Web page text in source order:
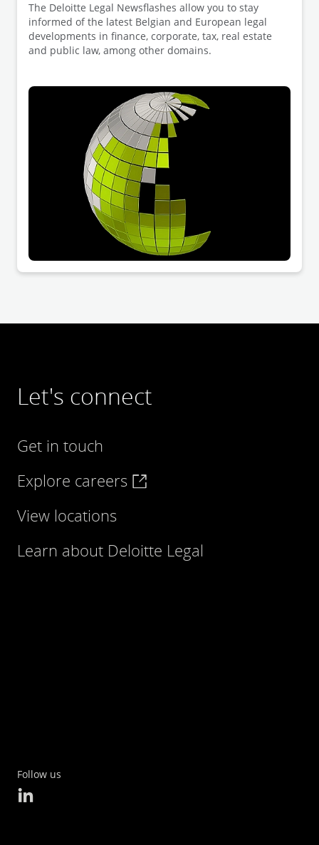
The Deloitte Legal Newsflashes allow you to stay
informed of the latest Belgian and European legal
developments in finance, corporate, tax, real estate
and public law, among other domains.
Let's connect
Get in touch
Explore careers
View locations
Learn about Deloitte Legal
Follow us